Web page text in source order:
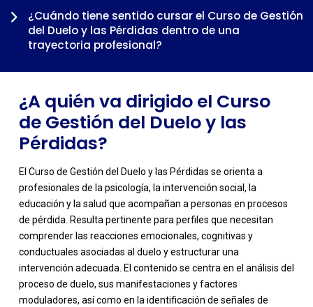
¿Cuándo tiene sentido cursar el Curso de Gestión
del Duelo y las Pérdidas dentro de una
trayectoria profesional?
¿A quién va dirigido el Curso
de Gestión del Duelo y las
Pérdidas?
El Curso de Gestión del Duelo y las Pérdidas se orienta a
profesionales de la psicología, la intervención social, la
educación y la salud que acompañan a personas en procesos
de pérdida. Resulta pertinente para perfiles que necesitan
comprender las reacciones emocionales, cognitivas y
conductuales asociadas al duelo y estructurar una
intervención adecuada. El contenido se centra en el análisis del
proceso de duelo, sus manifestaciones y factores
moduladores, así como en la identificación de señales de